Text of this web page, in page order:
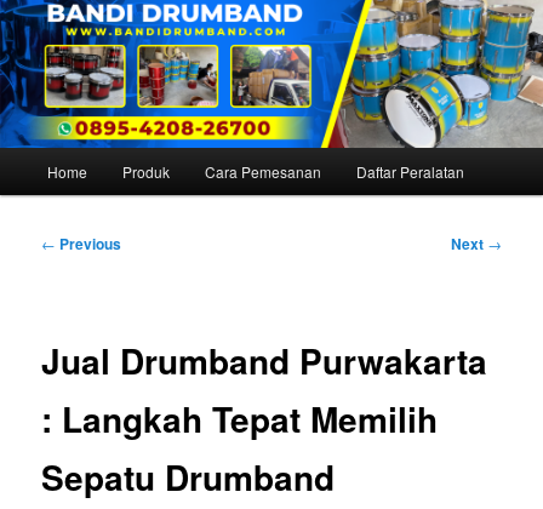
Home Produk Cara Pemesanan Daftar Peralatan
Post
← Previous Next →
Jual Drumband Purwakarta
: Langkah Tepat Memilih
Sepatu Drumband